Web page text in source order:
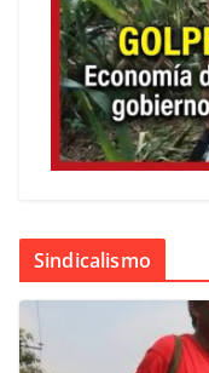
Sindicalismo